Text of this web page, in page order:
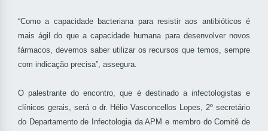
“Como a capacidade bacteriana para resistir aos antibióticos é
mais ágil do que a capacidade humana para desenvolver novos
fármacos, devemos saber utilizar os recursos que temos, sempre
com indicação precisa”, assegura.
O palestrante do encontro, que é destinado a infectologistas e
clínicos gerais, será o dr. Hélio Vasconcellos Lopes, 2º secretário
do Departamento de Infectologia da APM e membro do Comitê de